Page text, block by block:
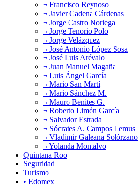
¬ Francisco Reynoso
¬ Javier Cadena Cárdenas
¬ Jorge Castro Noriega
¬ Jorge Tenorio Polo
¬ Jorge Velázquez
¬ José Antonio López Sosa
¬ José Luis Arévalo
¬ Juan Manuel Magaña
¬ Luis Ángel García
¬ Mario San Martí
¬ Mario Sánchez M.
¬ Mauro Benites G.
¬ Roberto Limón García
¬ Salvador Estrada
¬ Sócrates A. Campos Lemus
¬ Vladimir Galeana Solórzano
¬ Yolanda Montalvo
Quintana Roo
Seguridad
Turismo
• Edomex